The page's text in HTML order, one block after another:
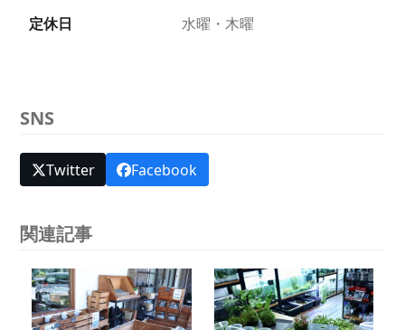
定休日
水曜・木曜
SNS
Twitter Facebook
関連記事